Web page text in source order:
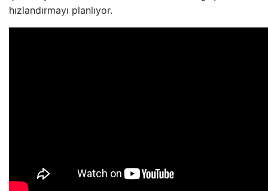
hızlandırmayı planlıyor.